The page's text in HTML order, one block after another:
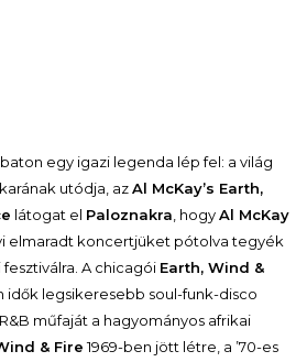
egy igazi legenda lép fel: a világ
utódja, azAl McKay’s Earth,
látogat el Paloznakra , hogyAl McKay
elmaradt koncertjüket pótolva tegyék
A chicagói Earth, Wind &
idők legsikeresebb soul-funk-disco
műfaját a hagyományos afrikai
& Fire1969-ben jött létre, a ’70-es